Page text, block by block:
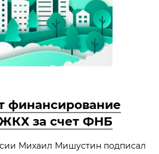
финансирование
за счет ФНБ
Михаил Мишустин подписал